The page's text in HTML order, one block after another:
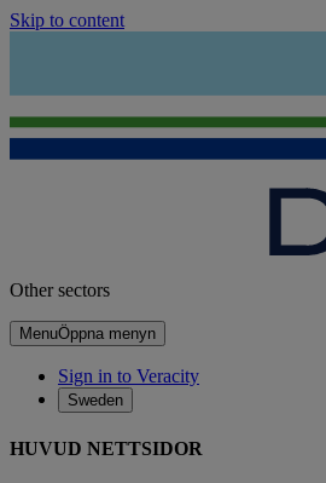
Skip to content
Other sectors
MenuÖppna menyn
Sign in to Veracity
Sweden
HUVUD NETTSIDOR